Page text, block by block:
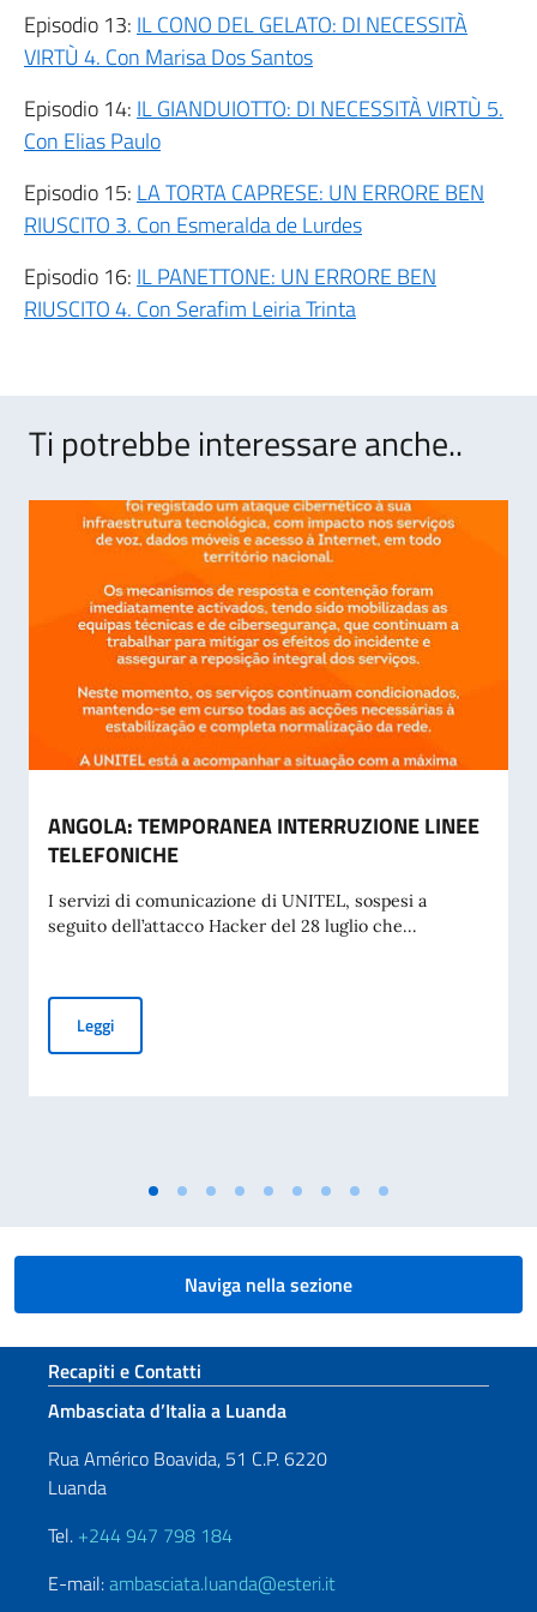
Episodio 13: IL CONO DEL GELATO: DI NECESSITÀ
VIRTÙ 4. Con Marisa Dos Santos
Episodio 14: IL GIANDUIOTTO: DI NECESSITÀ VIRTÙ 5.
Con Elias Paulo
Episodio 15: LA TORTA CAPRESE: UN ERRORE BEN
RIUSCITO 3. Con Esmeralda de Lurdes
Episodio 16: IL PANETTONE: UN ERRORE BEN
RIUSCITO 4. Con Serafim Leiria Trinta
Ti potrebbe interessare anche..
ANGOLA: TEMPORANEA INTERRUZIONE LINEE
TELEFONICHE
I servizi di comunicazione di UNITEL, sospesi a
seguito dell’attacco Hacker del 28 luglio che...
LeggiANGOLA: TEMPORANEA INTERRUZIONE LINEE
Naviga nella sezione
Sezione footer
Recapiti e Contatti
Ambasciata d’Italia a Luanda
Rua Américo Boavida, 51 C.P. 6220
Luanda
Tel. +244 947 798 184
E-mail:ambasciata.luanda@esteri.it